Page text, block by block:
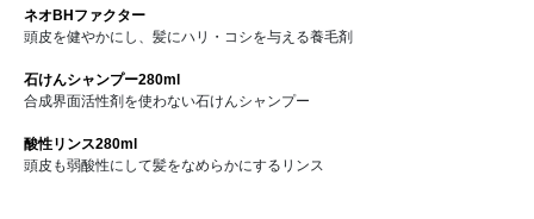
ネオBHファクター
頭皮を健やかにし、髪にハリ・コシを与える養毛剤
石けんシャンプー280ml
合成界面活性剤を使わない石けんシャンプー
酸性リンス280ml
頭皮も弱酸性にして髪をなめらかにするリンス